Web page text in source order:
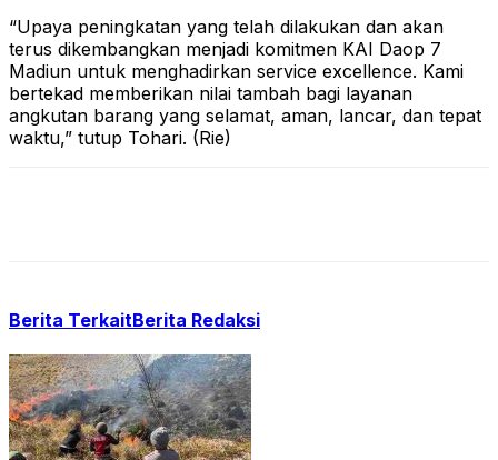
“Upaya peningkatan yang telah dilakukan dan akan
terus dikembangkan menjadi komitmen KAI Daop 7
Madiun untuk menghadirkan service excellence. Kami
bertekad memberikan nilai tambah bagi layanan
angkutan barang yang selamat, aman, lancar, dan tepat
waktu,” tutup Tohari. (Rie)
Berita TerkaitBerita Redaksi